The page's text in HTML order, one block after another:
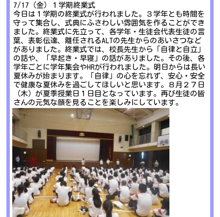
7/17（金）１学期終業式
今日は１学期の終業式が行われました。３学年とも時間を
守って集合し、式典にふさわしい雰囲気を作ることができ
ました。終業式に先立って、各学年・生徒会代表生徒の言
葉、表彰伝達、離任されるALTの先生からのあいさつなど
がありました。終業式では、校長先生から「自律と自立」
の話や、「早起き・早寝」の話がありました。その後、各
学年ごとに学年集会やHRが行われました。明日からは長い
夏休みが始まります。「自律」の心を忘れず、安心・安全
で健康な夏休みを過ごしてほしいと思います。８月２７日
（木）が夏季授業日１日目となっています。再び生徒の皆
さんの元気な顔を見ることを楽しみにしています。